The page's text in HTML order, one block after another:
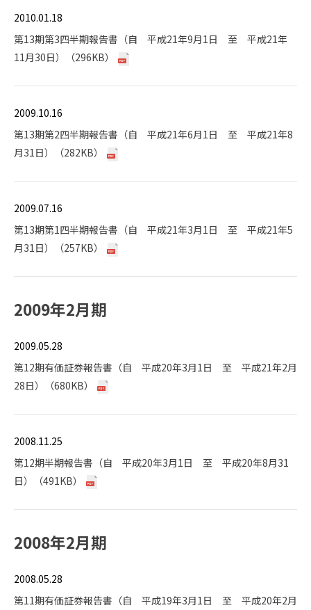
2010.01.18
第13期第3四半期報告書（自 平成21年9月1日 至 平成21年
11月30日）（296KB）
2009.10.16
第13期第2四半期報告書（自 平成21年6月1日 至 平成21年8
月31日）（282KB）
2009.07.16
第13期第1四半期報告書（自 平成21年3月1日 至 平成21年5
月31日）（257KB）
2009年2月期
2009.05.28
第12期有価証券報告書（自 平成20年3月1日 至 平成21年2月
28日）（680KB）
2008.11.25
第12期半期報告書（自 平成20年3月1日 至 平成20年8月31
日）（491KB）
2008年2月期
2008.05.28
第11期有価証券報告書（自 平成19年3月1日 至 平成20年2月